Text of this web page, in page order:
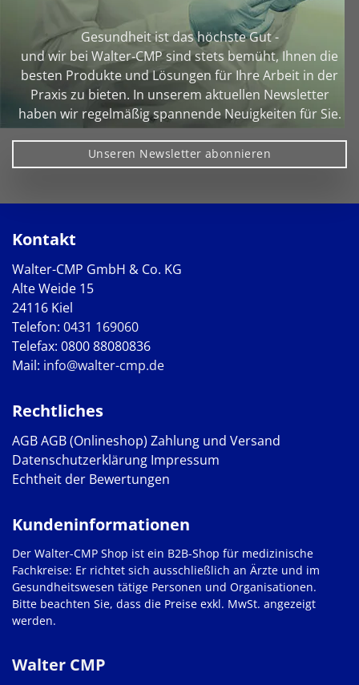
Gesundheit ist das höchste Gut -
und wir bei Walter‑CMP sind stets bemüht, Ihnen die
besten Produkte und Lösungen für Ihre Arbeit in der
Praxis zu bieten. In unserem aktuellen Newsletter
haben wir regelmäßig spannende Neuigkeiten für Sie.
Unseren Newsletter abonnieren
Kontakt
Walter-CMP GmbH & Co. KG
Alte Weide 15
24116 Kiel
Telefon: 0431 169060
Telefax: 0800 88080836
Mail: info@walter-cmp.de
Rechtliches
AGBAGB (Onlineshop) Zahlung und Versand
Datenschutzerklärung Impressum
Echtheit der Bewertungen
Walter CMP
Kundeninformationen
Der Walter-CMP Shop ist ein B2B-Shop für medizinische
Fachkreise: Er richtet sich ausschließlich an Ärzte und im
Gesundheitswesen tätige Personen und Organisationen.
Bitte beachten Sie, dass die Preise exkl. MwSt. angezeigt
werden.